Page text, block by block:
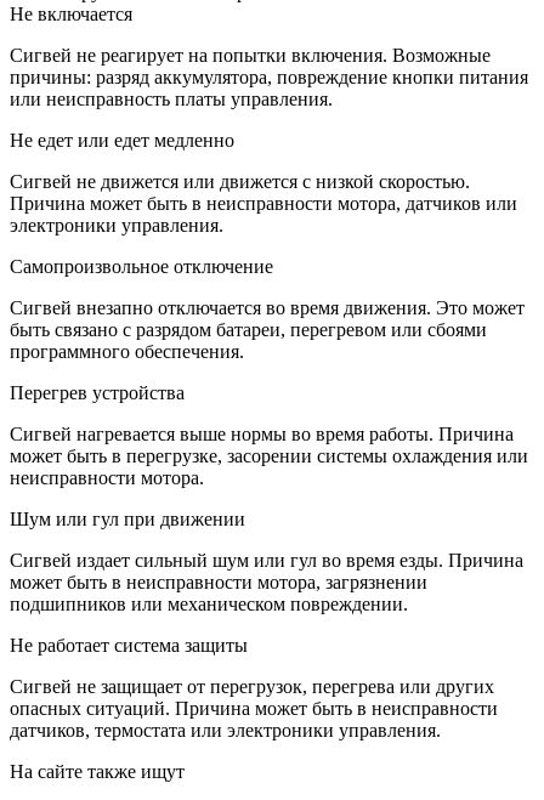
Не включается
Сигвей не реагирует на попытки включения. Возможные
причины: разряд аккумулятора, повреждение кнопки питания
или неисправность платы управления.
Не едет или едет медленно
Сигвей не движется или движется с низкой скоростью.
Причина может быть в неисправности мотора, датчиков или
электроники управления.
Самопроизвольное отключение
Сигвей внезапно отключается во время движения. Это может
быть связано с разрядом батареи, перегревом или сбоями
программного обеспечения.
Перегрев устройства
Сигвей нагревается выше нормы во время работы. Причина
может быть в перегрузке, засорении системы охлаждения или
неисправности мотора.
Шум или гул при движении
Сигвей издает сильный шум или гул во время езды. Причина
может быть в неисправности мотора, загрязнении
подшипников или механическом повреждении.
Не работает система защиты
Сигвей не защищает от перегрузок, перегрева или других
опасных ситуаций. Причина может быть в неисправности
датчиков, термостата или электроники управления.
На сайте также ищут